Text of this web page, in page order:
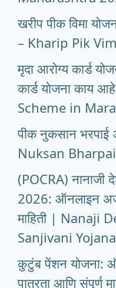
खरीप पीक विमा
– Kharip Pik
मृदा आरोग्य कार्ड
कार्ड योजना काय
Scheme in
पीक नुकसान भरपाई
Nuksan
(POCRA) नानाजी
2026: ऑनलाइन
माहिती | Nanaji
Sanjivani Yojana
कुटुंब पेंशन योजना:
पात्रता आणि संपूर्ण